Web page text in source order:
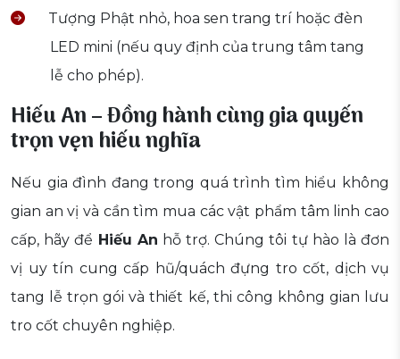
Tượng Phật nhỏ, hoa sen trang trí hoặc đèn
LED mini (nếu quy định của trung tâm tang
lễ cho phép).
Hiếu An – Đồng hành cùng gia quyến
trọn vẹn hiếu nghĩa
Nếu gia đình đang trong quá trình tìm hiểu không
gian an vị và cần tìm mua các vật phẩm tâm linh cao
cấp, hãy để Hiếu An hỗ trợ. Chúng tôi tự hào là đơn
vị uy tín cung cấp hũ/quách đựng tro cốt, dịch vụ
tang lễ trọn gói và thiết kế, thi công không gian lưu
tro cốt chuyên nghiệp.